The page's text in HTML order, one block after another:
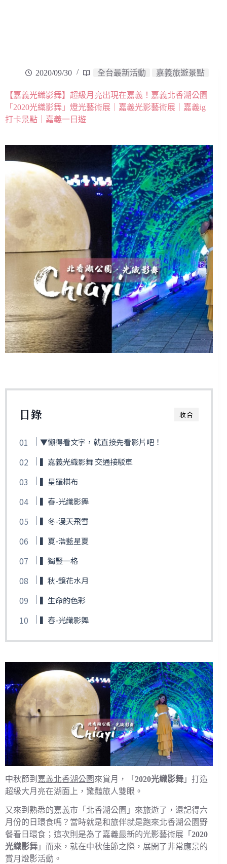
2020/09/30 全台最新活動 嘉義旅遊景點
【嘉義光織影舞】超級月亮出現在嘉義！嘉義北香湖公園
「2020光織影舞」燈光藝術展｜嘉義光影藝術展｜嘉義ig
打卡景點｜嘉義一日遊
收合
目錄
▼懶得看文字，就直接先看影片吧！
▍嘉義光織影舞 交通接駁車
▍星羅棋布
▍春-光織影舞
▍冬-漫天飛雪
▍夏-浩藍星夏
▍獨豎一格
▍秋-鏡花水月
▍生命的色彩
▍春-光織影舞
中秋節到 嘉義北香湖公園 來賞月，「 2020光織影舞 」打造
超級大月亮在湖面上，驚豔旅人雙眼。
又來到熟悉的嘉義市「北香湖公園」來旅遊了，還記得六
月份的日環食嗎？當時就是和旅伴就是跑來北香湖公園野
餐看日環食；這次則是為了嘉義最新的光影藝術展「 2020
光織影舞 」而來，就在中秋佳節之際，展開了非常應景的
賞月燈影活動。